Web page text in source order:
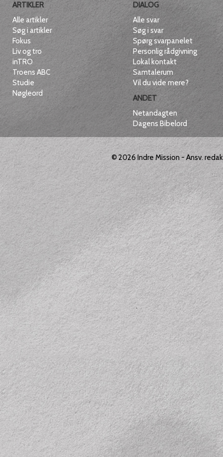
ARTIKLER
Alle artikler
Søg i artikler
Fokus
Liv og tro
inTRO
Troens ABC
Studie
Nøgleord
DIALOG
Alle svar
Søg i svar
Spørg svarpanelet
Personlig rådgivning
Lokal kontakt
Samtalerum
Vil du vide mere?
ANDET
Netandagten
Dagens Bibelord
© 2026Indre Mission - Ansv.